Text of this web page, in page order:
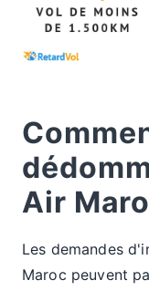
Air
Les demandes
Maroc peuvent